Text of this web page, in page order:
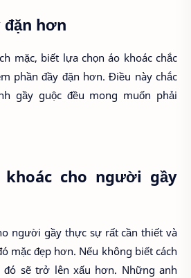
đặn hơn
mặc, biết lựa chọn áo khoác chắc
phần đầy đặn hơn. Điều này chắc
gầy guộc đều mong muốn phải
khoác cho người gầy
người gầy thực sự rất cần thiết và
mặc đẹp hơn. Nếu không biết cách
sẽ trở lên xấu hơn. Những anh